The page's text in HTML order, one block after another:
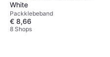
White
Packklebeband
€ 8,66
8 Shops